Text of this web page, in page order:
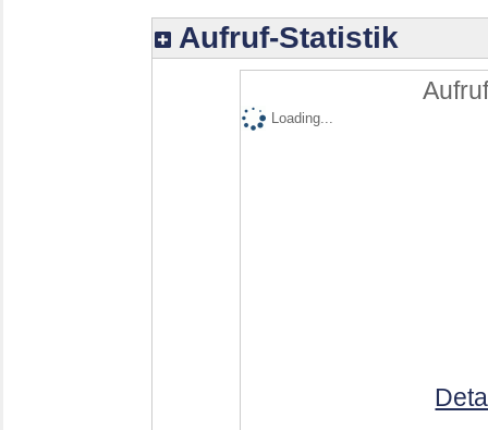
Aufruf-Statistik
Loading...